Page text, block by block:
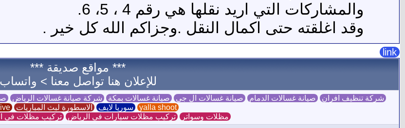
والمشاركات التي اريد نقلها هي رقم 4 ، 5، 6.
وقد اغلقته حتى اكمال النقل .وجزاكم الله كل خير .
link
*** مواقع صديقة ***
للإعلان هنا تواصل معنا > واتساب
شركة تنظيف افران صيانة غسالات الدمام صيانة غسالات ال جي صيانة غسالات بمكة شركة صيانة غسالات الرياض
yalla shoot
سوريا لايف الاسطورة لبث المباريات yalla live
مظلات وسواتر تركيب مظلات سيارات في الرياض تركيب مظلات في